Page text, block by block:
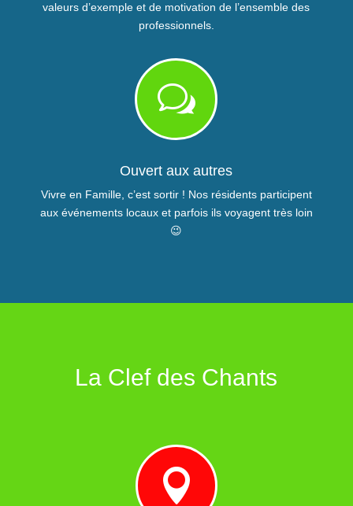
valeurs d’exemple et de motivation de l’ensemble des
professionnels.
w
Ouvert aux autres
Vivre en Famille, c’est sortir ! Nos résidents participent
aux événements locaux et parfois ils voyagent très loin
😉
La Clef des Chants
